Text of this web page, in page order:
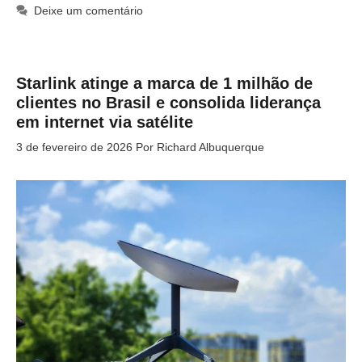
Deixe um comentário
Starlink atinge a marca de 1 milhão de
clientes no Brasil e consolida liderança
em internet via satélite
3 de fevereiro de 2026 Por Richard Albuquerque